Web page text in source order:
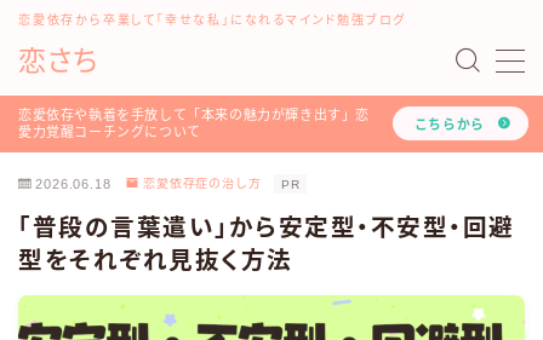
恋さち
恋愛依存から卒業して「幸せな私」になれるマインド勉強ブログ
#16198 (タイトルなし)
「どうして私はいつも愛されないの？」を解決する『恋
愛認知力アップ！LINEレッスン』について
細について
お問い合わせ
このブログと恋愛コーチみらいのプロフィール
ツラい恋愛依存や執着を手放し、幸せな人生を叶える！
恋愛依存や執着を手放して「本来の魅力が輝き出す」恋
愛力覚醒コーチングについて
こちらから
2026.06.18 恋愛依存症の治し方 PR
「普段の言葉遣い」から安定型・不安型・回避
型をそれぞれ見抜く方法